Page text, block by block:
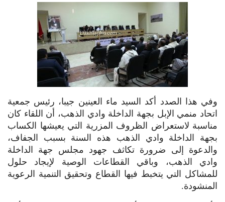
وفي هذا الصدد أكد السيد ماء العينين جيبا، رئيس جمعية
اتحاد منمي الإبل بجھة الداخلة وادي الذھب، أن اللقاء كان
مناسبة لاستعراض الظروف المزرية التي يعيشها الكساب
بجهة الداخلة وادي الذهب هذه السنة بسبب الجفاف،
والدعوة إلى ضرورة تكاثف جهود مجلس جهة الداخلة
وادي الذهب، وباقي القطاعات الوصية لإيجاد حلول
للمشاكل التي يتخبط فيها القطاع وتحقيق التنمية الرعوية
المنشودة.